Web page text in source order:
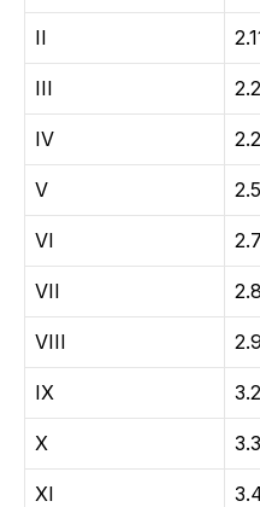
II
III
IV
V
VI
VII
VIII
IX
X
XI